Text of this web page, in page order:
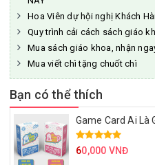
Hoa Viên dự hội nghị Khách
Quy trình cải cách sách giáo
Mua sách giáo khoa, nhận
Mua viết chì tặng chuốt chì
Bạn có thể thích
Game Card Ai Là
60,000 VNĐ